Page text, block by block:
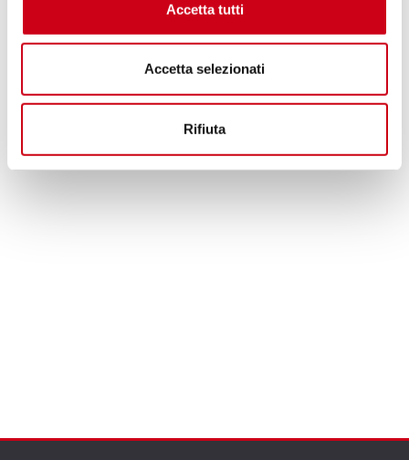
Accetta tutti
Accetta selezionati
Rifiuta